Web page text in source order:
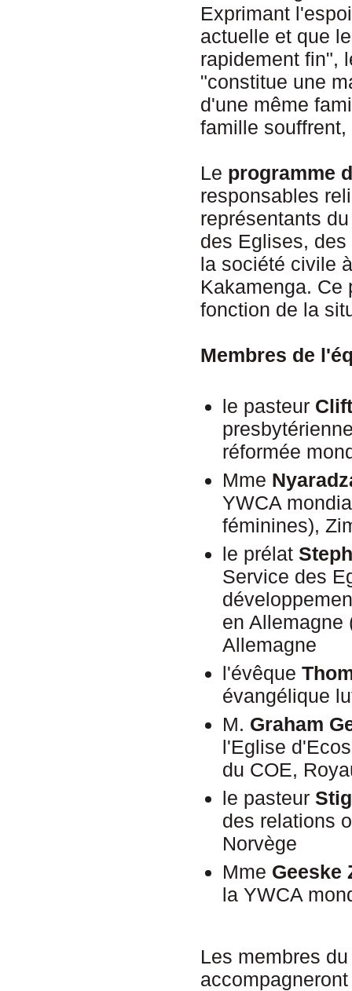
Exprimant
actuelle et que
rapidement fin",
"constitue une
d'une même
famille
Le programme
responsables
représentants
des Eglises,
la société civile
Kakamenga. Ce
fonction de la
Membres de
le pasteur
réformée
Mme
YWCA
féminines),
le prélat
Service des
en Allemagne
Allemagne
l'évêque
évangélique
M. Graham
l'Eglise
du COE,
le pasteur
des relations
Norvège
Mme Geeske
la YWCA
Les membres